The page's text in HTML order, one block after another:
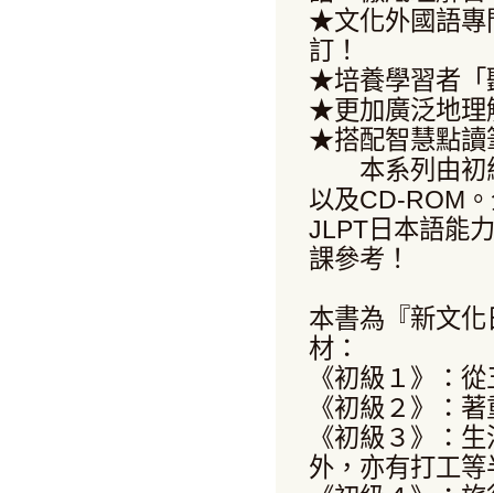
★文化外國語專
訂！
★培養學習者「
★更加廣泛地理
★搭配智慧點
本系列由初級
以及CD-ROM
JLPT日本語能
課參考！
本書為『新文
材：
《初級１》：
《初級２》：
《初級３》：
外，亦有打工